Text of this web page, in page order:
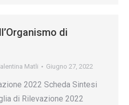
di
Matli Giugno 27, 2022
2022 Scheda Sintesi
di Rilevazione 2022